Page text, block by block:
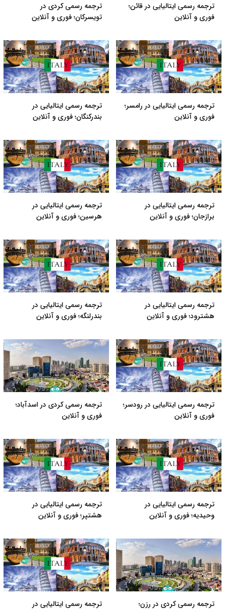
ترجمه رسمی ایتالیایی در قائن؛
فوری و آنلاین
ترجمه رسمی کردی در
تویسرکان؛ فوری و آنلاین
ترجمه رسمی ایتالیایی در رامسر؛
فوری و آنلاین
ترجمه رسمی ایتالیایی در
بندرکنگان؛ فوری و آنلاین
ترجمه رسمی ایتالیایی در
برازجان؛ فوری و آنلاین
ترجمه رسمی ایتالیایی در
هرسین؛ فوری و آنلاین
ترجمه رسمی ایتالیایی در
هشترود؛ فوری و آنلاین
ترجمه رسمی ایتالیایی در
بندرلنگه؛ فوری و آنلاین
ترجمه رسمی ایتالیایی در رودسر؛
فوری و آنلاین
ترجمه رسمی کردی در اسدآباد؛
فوری و آنلاین
ترجمه رسمی ایتالیایی در
وحیدیه؛ فوری و آنلاین
ترجمه رسمی ایتالیایی در
هشتپر؛ فوری و آنلاین
ترجمه رسمی کردی در رزن؛ ترجمه رسمی ایتالیایی در